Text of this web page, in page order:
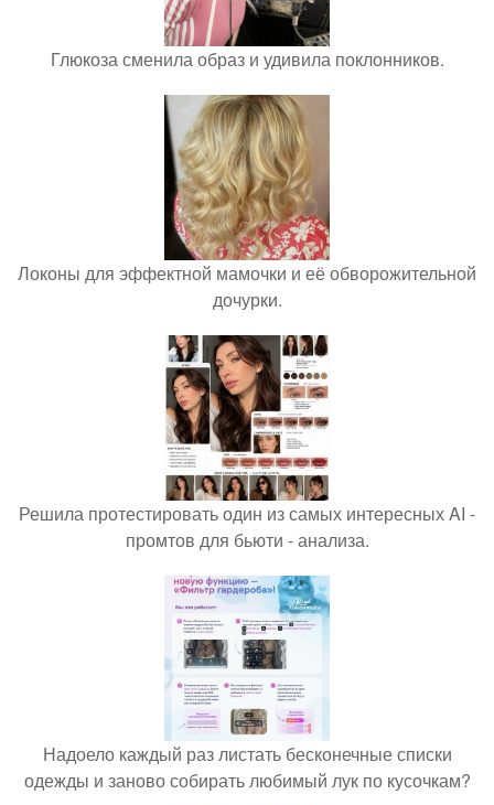
Глюкоза сменила образ и удивила поклонников.
Локоны для эффектной мамочки и её обворожительной
дочурки.
Решила протестировать один из самых интересных AI -
промтов для бьюти - анализа.
Надоело каждый раз листать бесконечные списки
одежды и заново собирать любимый лук по кусочкам?